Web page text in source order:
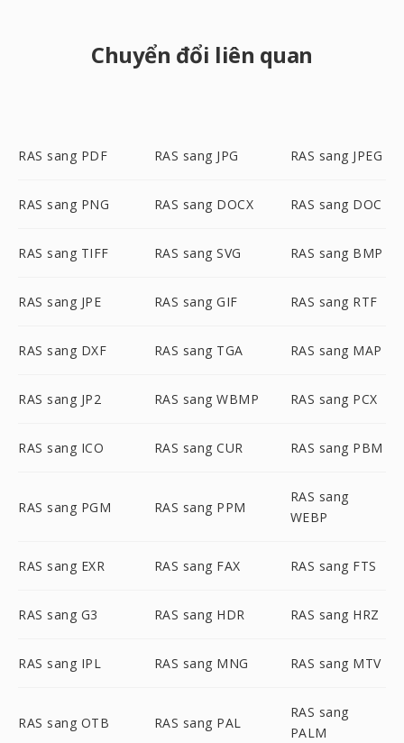
Chuyển đổi liên quan
RAS sang PDF RAS sang JPG RAS sang JPEG
RAS sang PNG RAS sang DOCX RAS sang DOC
RAS sang TIFF RAS sang SVG RAS sang BMP
RAS sang JPE RAS sang GIF RAS sang RTF
RAS sang DXF RAS sang TGA RAS sang MAP
RAS sang JP2 RAS sang WBMP RAS sang PCX
RAS sang ICO RAS sang CUR RAS sang PBM
RAS sang PGM RAS sang PPM
RAS sang
WEBP
RAS sang EXR RAS sang FAX RAS sang FTS
RAS sang G3 RAS sang HDR RAS sang HRZ
RAS sang IPL RAS sang MNG RAS sang MTV
RAS sang OTB RAS sang PAL
RAS sang
PALM